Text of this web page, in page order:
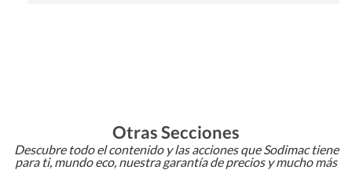
Otras Secciones
Descubre todo el contenido y las acciones que Sodimac tiene
para ti, mundo eco, nuestra garantía de precios y mucho más